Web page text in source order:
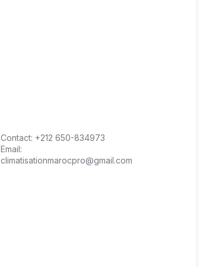
Contact: +212 650-834973
Email:
climatisationmarocpro@gmail.com